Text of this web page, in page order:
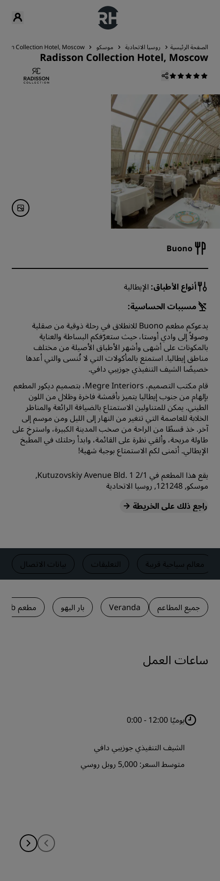
الصفحة الرئيسية روسيا الاتحادية موسكو Collection Hotel, Moscow
Radisson Collection Hotel, Moscow
Buono
أنواع الأطباق: الإيطالية
مسببات الحساسية:
يدعوكم مطعم Buono للانطلاق في رحلة ذوقية من صقلية
وصولاً إلى وادي أوستا، حيث ستعرّفكم البساطة والعناية
بالمكونات على أشهى وأشهر الأطباق الأصيلة من مختلف
مناطق إيطاليا. استمتع بالمأكولات التي لا تُنسى والتي أعدها
خصيصًا الشيف التنفيذي جوزيبي دافي.
قام مكتب التصميم، Megre Interiors، بتصميم ديكور المطعم
بإلهام من جنوب إيطاليا يتميز بأقمشة فاخرة وظلال من اللون
الطيني. يمكن للمتناولين الاستمتاع بالضيافة الرائعة والمناظر
الخلابة للعاصمة التي تتغير من النهار إلى الليل ومن موسم إلى
آخر. خذ قسطًا من الراحة من صخب المدينة الكبيرة، واسترخِ على
طاولة مريحة، وألقي نظرة على القائمة، وابدأ رحلتك في المطبخ
الإيطالي. أتمنى لكم الاستمتاع بوجبة شهية!
يقع هذا المطعم في 2/1 Kutuzovskiy Avenue Bld. 1,
موسكو, 121248, روسيا الاتحادية
راجع ذلك على الخريطة
معالم سياحية قريبة التعليقات بيانات الاتصال
جميع المطاعم Veranda بار البهو مطعم Club
ساعات العمل
يوميًا 12:00 - 0:00
الشيف التنفيذي جوزيبي دافي
متوسط السعر: 5,000 روبل روسي